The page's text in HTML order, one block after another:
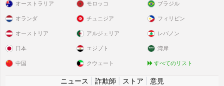
オーストラリア
オランダ
オーストリア
日本
中国
モロッコ
チュニジア
アルジェリア
エジプト
クウェート
ブラジル
フィリピン
レバノン
湾岸
すべてのリスト
ニュース 詐欺師 ストア
意見